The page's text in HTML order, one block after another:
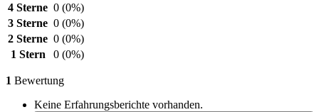
4 Sterne 0 (0%)
3 Sterne 0 (0%)
2 Sterne 0 (0%)
1 Stern
0 (0%)
1 Bewertung
Keine Erfahrungsberichte vorhanden.